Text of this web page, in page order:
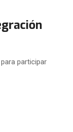
participar